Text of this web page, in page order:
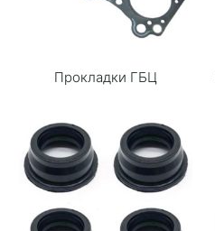
Прокладки ГБЦ